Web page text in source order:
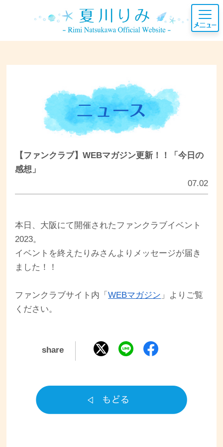
【ファンクラブ】WEBマガジン更新！！「今日の
感想」
07.02
本日、大阪にて開催されたファンクラブイベント
2023。
イベントを終えたりみさんよりメッセージが届き
ました！！
ファンクラブサイト内「WEBマガジン 」よりご覧
ください。
share